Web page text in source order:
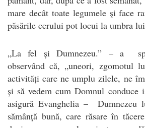
mare decât toate legumele şi face
păsările cerului pot locui la umbra
„La fel și Dumnezeu.” – a
observând că, „uneori, zgomotul
activități care ne umplu zilele, ne
și să vedem cum Domnul conduce
asigură Evanghelia – Dumnezeu
sămânță bună, care răsare în